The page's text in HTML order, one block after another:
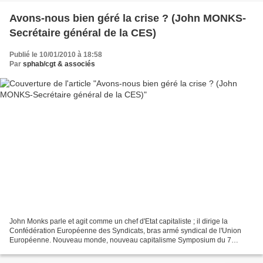
Avons-nous bien géré la crise ? (John MONKS-
Secrétaire général de la CES)
Publié le 10/01/2010 à 18:58
Par sphab/cgt & associés
John Monks parle et agit comme un chef d'Etat capitaliste ; il dirige la
Confédération Européenne des Syndicats, bras armé syndical de l'Union
Européenne. Nouveau monde, nouveau capitalisme Symposium du 7